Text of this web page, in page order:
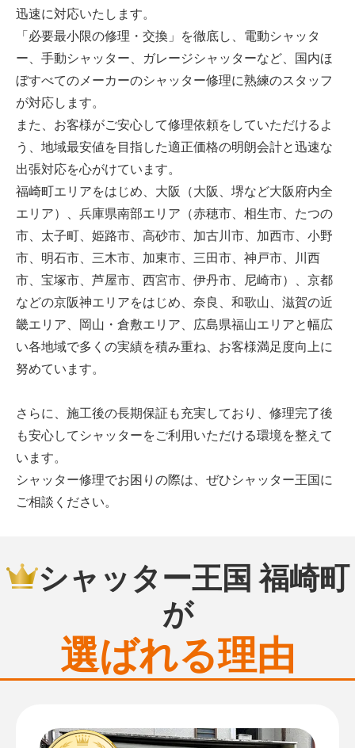
迅速に対応いたします。
「必要最小限の修理・交換」を徹底し、電動シャッタ
ー、手動シャッター、ガレージシャッターなど、国内ほ
ぼすべてのメーカーのシャッター修理に熟練のスタッフ
が対応します。
また、お客様がご安心して修理依頼をしていただけるよ
う、地域最安値を目指した適正価格の明朗会計と迅速な
出張対応を心がけています。
福崎町エリアをはじめ、大阪（大阪、堺など大阪府内全
エリア）、兵庫県南部エリア（赤穂市、相生市、たつの
市、太子町、姫路市、高砂市、加古川市、加西市、小野
市、明石市、三木市、加東市、三田市、神戸市、川西
市、宝塚市、芦屋市、西宮市、伊丹市、尼崎市）、京都
などの京阪神エリアをはじめ、奈良、和歌山、滋賀の近
畿エリア、岡山・倉敷エリア、広島県福山エリアと幅広
い各地域で多くの実績を積み重ね、お客様満足度向上に
努めています。
さらに、施工後の長期保証も充実しており、修理完了後
も安心してシャッターをご利用いただける環境を整えて
います。
シャッター修理でお困りの際は、ぜひシャッター王国に
ご相談ください。
シャッター王国 福崎町
が
選ばれる理由